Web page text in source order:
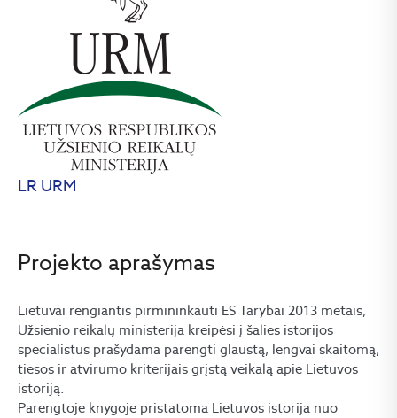
LR URM
Projekto aprašymas
Lietuvai rengiantis pirmininkauti ES Tarybai 2013 metais,
Užsienio reikalų ministerija kreipėsi į šalies istorijos
specialistus prašydama parengti glaustą, lengvai skaitomą,
tiesos ir atvirumo kriterijais grįstą veikalą apie Lietuvos
istoriją.
Parengtoje knygoje pristatoma Lietuvos istorija nuo